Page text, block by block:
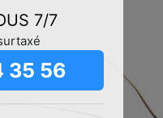
7/7
35 56